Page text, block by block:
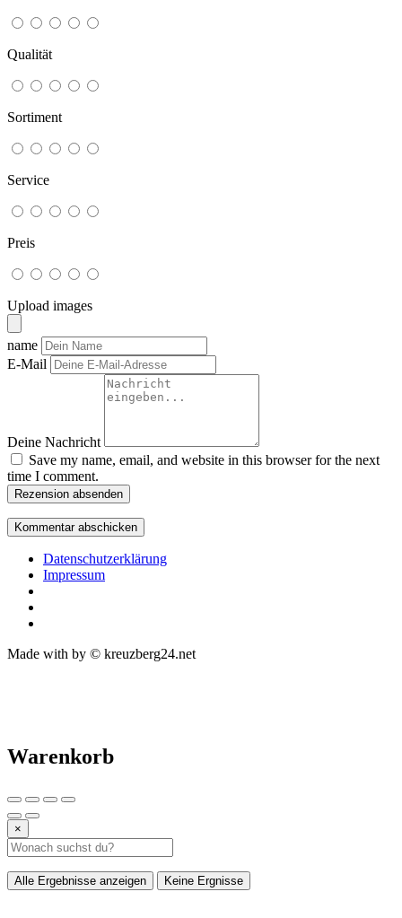
Qualität
Sortiment
Service
Preis
Upload images
name
E-Mail
Deine Nachricht
Save my name, email, and website in this browser for the next
time I comment.
Rezension absenden
Datenschutzerklärung
Impressum
Made with by © kreuzberg24.net
Warenkorb
×
Alle Ergebnisse anzeigen Keine Ergnisse